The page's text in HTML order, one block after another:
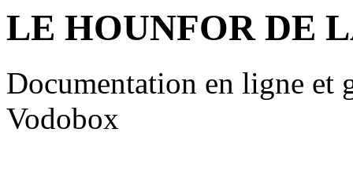
LE HOUNFOR DE
Documentation en ligne et
Vodobox